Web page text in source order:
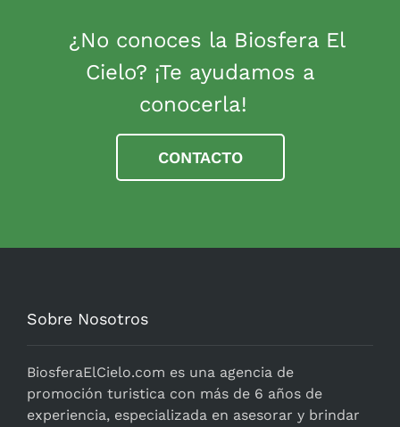
¿No conoces la Biosfera El
Cielo? ¡Te ayudamos a
conocerla!
CONTACTO
Sobre Nosotros
BiosferaElCielo.com es una agencia de
promoción turistica con más de 6 años de
experiencia, especializada en asesorar y brindar